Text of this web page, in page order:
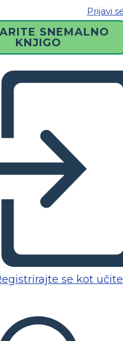
Prijavi
SNEMALNO
KNJIGO
se kot